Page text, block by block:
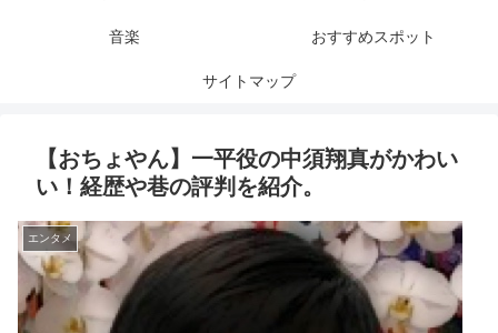
音楽 おすすめスポット
サイトマップ
【おちょやん】一平役の中須翔真がかわい
い！経歴や巷の評判を紹介。
エンタメ